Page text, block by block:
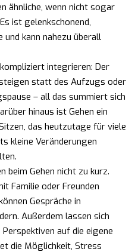
ähnliche, wenn nicht sogar
ist gelenkschonend,
kann nahezu überall
integrieren: Der
statt des Aufzugs oder
– all das summiert sich
hinaus ist Gehen ein
das heutzutage für viele
kleine Veränderungen
beim Gehen nicht zu kurz.
Familie oder Freunden
Gespräche in
Außerdem lassen sich
auf die eigene
die Möglichkeit, Stress